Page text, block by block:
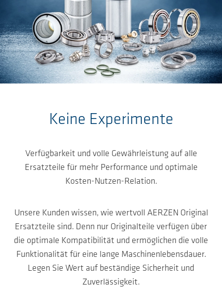
Keine Experimente
Verfügbarkeit und volle Gewährleistung auf alle
Ersatzteile für mehr Performance und optimale
Kosten-Nutzen-Relation.
Unsere Kunden wissen, wie wertvoll AERZEN Original
Ersatzteile sind. Denn nur Originalteile verfügen über
die optimale Kompatibilität und ermöglichen die volle
Funktionalität für eine lange Maschinenlebensdauer.
Legen Sie Wert auf beständige Sicherheit und
Zuverlässigkeit.